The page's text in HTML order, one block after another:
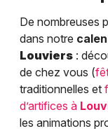
De nombreuses
dans notre
Louviers :
de chez vous (
traditionnelles et
d’artifices à
les animations